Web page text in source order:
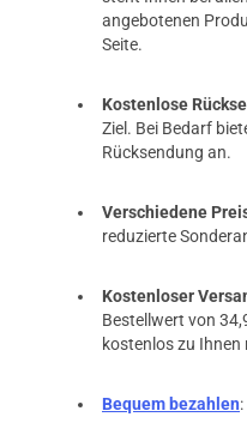
angebotenen
Seite.
Kostenlose
Ziel. Bei Bedarf
Rücksendung an.
Verschiedene
reduzierte
Kostenloser
Bestellwert von
kostenlos zu Ihnen
Bequem bezahlen: